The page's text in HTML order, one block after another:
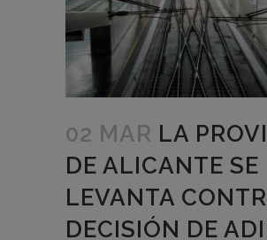
02 MAR LA
DE ALICANTE SE
LEVANTA
DECISIÓN DE